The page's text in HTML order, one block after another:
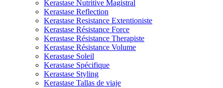
Kerastase Nutritive Magistral
Kerastase Reflection
Kerastase Resistance Extentioniste
Kerastase Résistance Force
Kerastase Résistance Therapiste
Kerastase Résistance Volume
Kerastase Soleil
Kerastase Spécifique
Kerastase Styling
Kerastase Tallas de viaje